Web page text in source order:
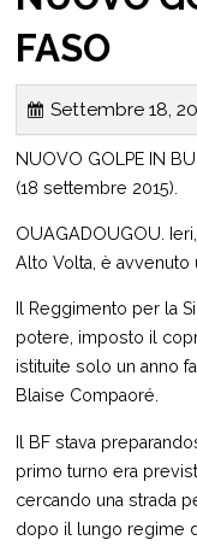
FASO
Settembre 18,
NUOVO GOLPE IN
(18 settembre 2015).
OUAGADOUGOU.
Alto Volta, è avvenuto
Il Reggimento per la
potere, imposto il
istituite solo un anno
Blaise Compaoré.
Il BF stava
primo turno era
cercando una strada
dopo il lungo regime